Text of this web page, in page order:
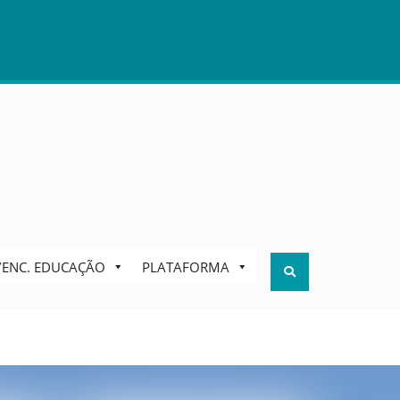
EDUCAÇÃO PLATAFORMA Search